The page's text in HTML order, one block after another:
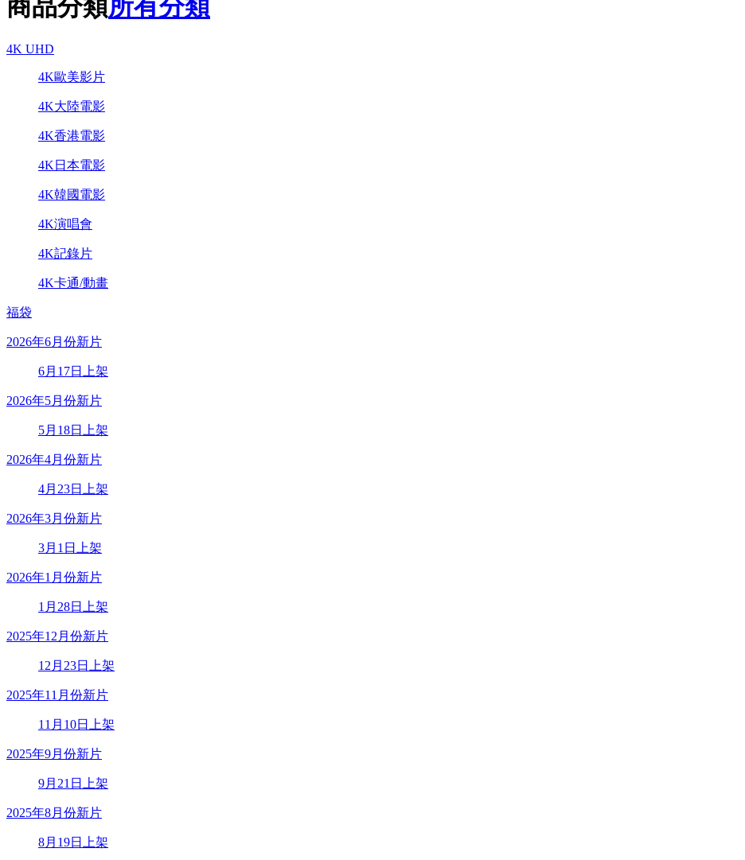
商品分類所有分類
4K UHD
4K歐美影片
4K大陸電影
4K香港電影
4K日本電影
4K韓國電影
4K演唱會
4K記錄片
4K卡通/動畫
福袋
2026年6月份新片
6月17日上架
2026年5月份新片
5月18日上架
2026年4月份新片
4月23日上架
2026年3月份新片
3月1日上架
2026年1月份新片
1月28日上架
2025年12月份新片
12月23日上架
2025年11月份新片
11月10日上架
2025年9月份新片
9月21日上架
2025年8月份新片
8月19日上架